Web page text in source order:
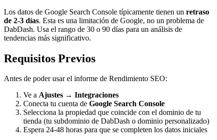
Los datos de Google Search Console típicamente tienen un retraso
de 2-3 días. Esta es una limitación de Google, no un problema de
DabDash. Usa el rango de 30 o 90 días para un análisis de
tendencias más significativo.
Requisitos Previos
Antes de poder usar el informe de Rendimiento SEO:
Ve a Ajustes → Integraciones
Conecta tu cuenta de Google Search Console
Selecciona la propiedad que coincide con el dominio de tu
tienda (tu subdominio de DabDash o dominio personalizado)
Espera 24-48 horas para que se completen los datos iniciales